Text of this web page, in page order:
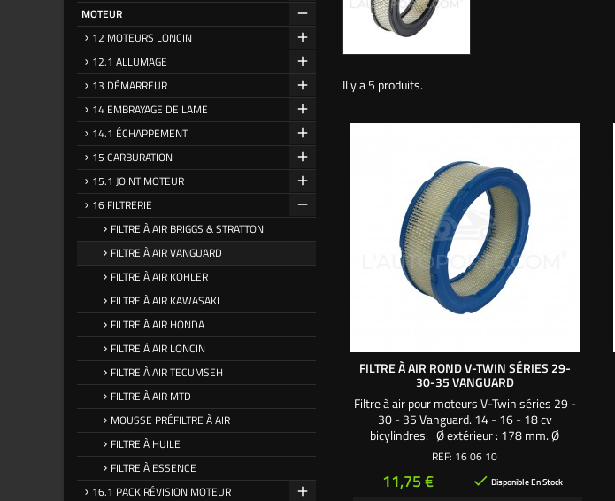
MOTEUR
12 MOTEURS LONCIN
12.1 ALLUMAGE
13 DÉMARREUR
14 EMBRAYAGE DE LAME
14.1 ÉCHAPPEMENT
15 CARBURATION
15.1 JOINT MOTEUR
16 FILTRERIE
FILTRE À AIR BRIGGS & STRATTON
FILTRE À AIR VANGUARD
FILTRE À AIR KOHLER
FILTRE À AIR KAWASAKI
FILTRE À AIR HONDA
FILTRE À AIR LONCIN
FILTRE À AIR TECUMSEH
FILTRE À AIR MTD
MOUSSE PRÉFILTRE À AIR
FILTRE À HUILE
FILTRE À ESSENCE
16.1 PACK RÉVISION MOTEUR
Il y a 5 produits.
FILTRE À AIR ROND V-TWIN SÉRIES 29-
30-35 VANGUARD
Filtre à air pour moteurs V-Twin séries 29 -
30 - 35 Vanguard. 14 - 16 - 18 cv
bicylindres. Ø extérieur : 178 mm. Ø
intérieur : 143 mm. Hauteur : 57 mm.
Utilisez la mousse 16 07 10
REF: 16 06 10
Prix
11,75 €  Disponible En Stock